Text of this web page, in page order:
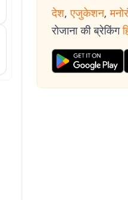
देश, एजुकेशन,
रोजाना की ब्रेकिंग